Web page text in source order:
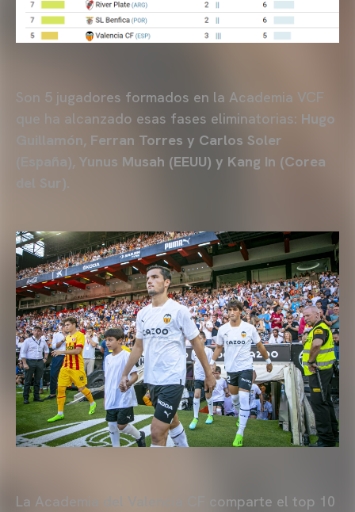
Son 5 jugadores formados en la Academia VCF
que ha alcanzado esas fases eliminatorias: Hugo
Guillamón, Ferran Torres y Carlos Soler
(España), Yunus Musah (EEUU) y Kang In (Corea
del Sur).
La Academia del Valencia CF comparte el top 10